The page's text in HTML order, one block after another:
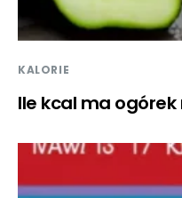
KALORIE
Ile kcal ma ogórek